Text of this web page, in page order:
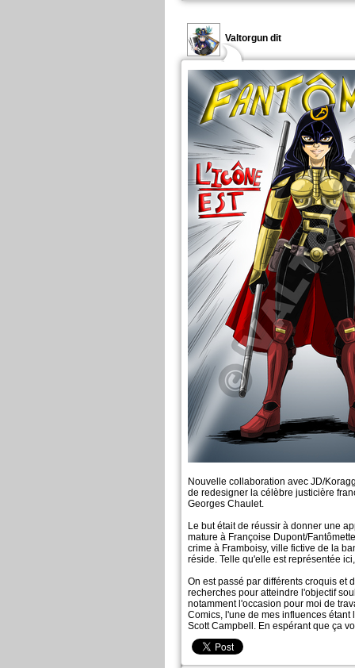
Valtorgun dit
Nouvelle collaboration avec JD/
de redesigner la célèbre justicière
Georges Chaulet.
Le but était de réussir à donner une
mature à Françoise Dupont/
crime à Framboisy, ville fictive de la
réside. Telle qu'elle est représentée
On est passé par différents croquis et
recherches pour atteindre l'objectif
notamment l'occasion pour moi de
Comics, l'une de mes influences étant
Scott Campbell. En espérant que ça